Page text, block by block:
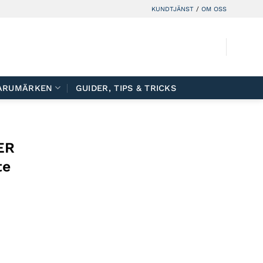
KUNDTJÄNST / OM OSS
GUIDER, TIPS & TRICKS